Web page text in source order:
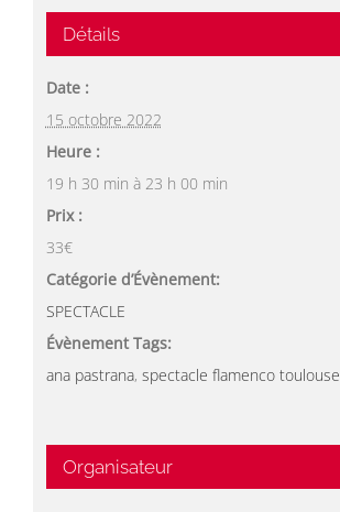
Détails
Date :
15 octobre 2022
Heure :
19 h 30 min à 23 h 00 min
Prix :
33€
Catégorie d’Évènement:
SPECTACLE
Évènement Tags:
ana pastrana, spectacle flamenco toulouse
Organisateur